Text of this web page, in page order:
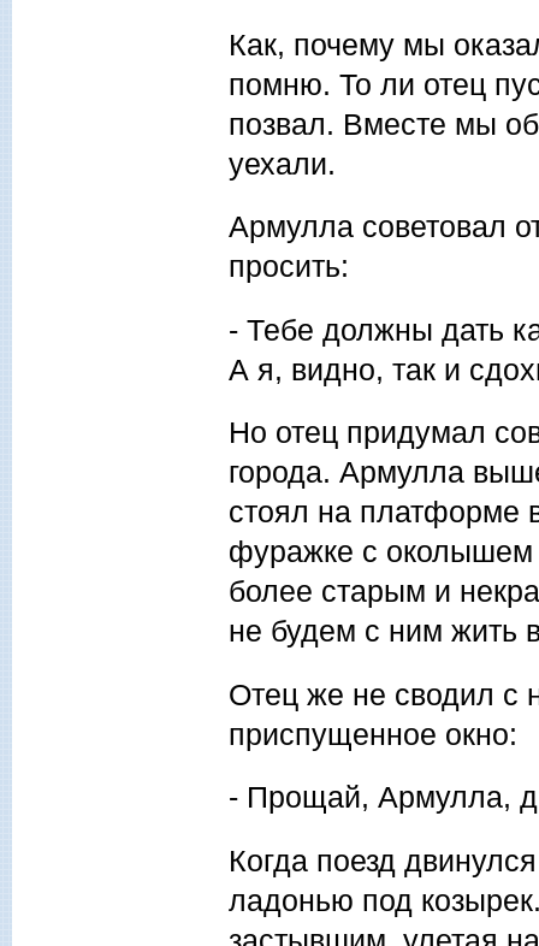
Как, почему мы
помню. То ли отец
позвал. Вместе мы
уехали.
Армулла советовал
просить:
- Тебе должны дать
А я, видно, так и
Но отец придумал
города. Армулла
стоял на платформе
фуражке с околышем
более старым и
не будем с ним жить
Отец же не сводил с
приспущенное окно:
- Прощай, Армулла,
Когда поезд
ладонью под